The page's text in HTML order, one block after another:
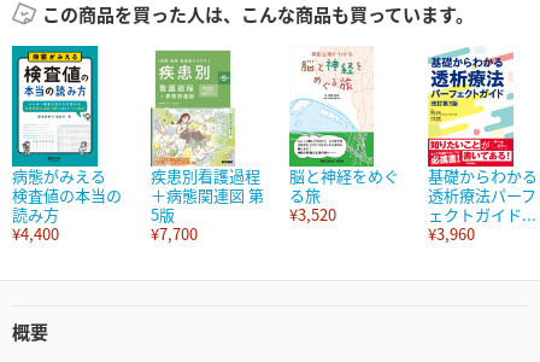
この商品を買った人は、こんな商品も買っています。
病態がみえる
検査値の本当の
読み方
¥4,400
疾患別看護過程
＋病態関連図 第
5版
¥7,700
脳と神経をめぐ
る旅
¥3,520
基礎からわかる
透析療法パーフ
ェクトガイド...
¥3,960
概要